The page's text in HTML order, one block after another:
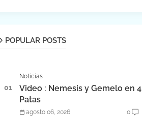
POPULAR POSTS
Noticias
Video : Nemesis y Gemelo en 4
Patas
agosto 06, 2026 0